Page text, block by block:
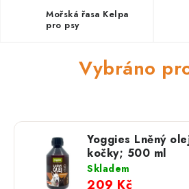
Podmínky ochrany osobních údajů
Zásady použivání souboru cookies
Mořská řasa Kelpa
pro psy
Vybráno
Yoggies Lněný
kočky; 500 ml
Skladem
209 Kč